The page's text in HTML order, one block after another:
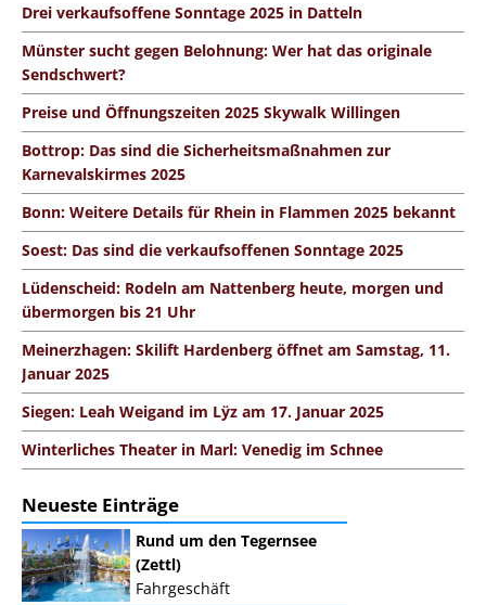
Drei verkaufsoffene Sonntage 2025 in Datteln
Münster sucht gegen Belohnung: Wer hat das originale
Sendschwert?
Preise und Öffnungszeiten 2025 Skywalk Willingen
Bottrop: Das sind die Sicherheitsmaßnahmen zur
Karnevalskirmes 2025
Bonn: Weitere Details für Rhein in Flammen 2025 bekannt
Soest: Das sind die verkaufsoffenen Sonntage 2025
Lüdenscheid: Rodeln am Nattenberg heute, morgen und
übermorgen bis 21 Uhr
Meinerzhagen: Skilift Hardenberg öffnet am Samstag, 11.
Januar 2025
Siegen: Leah Weigand im Lÿz am 17. Januar 2025
Winterliches Theater in Marl: Venedig im Schnee
Neueste Einträge
Rund um den Tegernsee
(Zettl)
Fahrgeschäft